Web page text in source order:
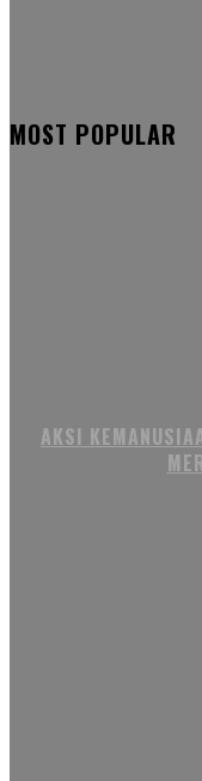
MOST POPULAR
AKSI